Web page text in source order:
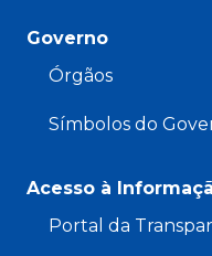
Governo
Órgãos
Símbolos do
Acesso à
Portal da